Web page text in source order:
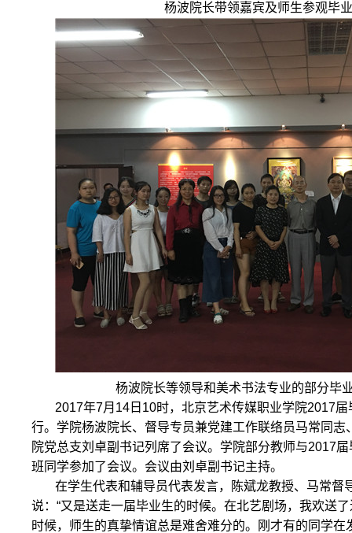
杨波院长带领嘉宾及师生参观毕
杨波院长等领导和美术书法专业的部分毕
2017年7月14日10时，北京艺术传媒职业学院2017
行。学院杨波院长、督导专员兼党建工作联络员马常同志
院党总支刘卓副书记列席了会议。学院部分教师与2017
班同学参加了会议。会议由刘卓副书记主持。
在学生代表和辅导员代表发言，陈斌龙教授、马常督
说：“又是送走一届毕业生的时候。在北艺剧场，我欢送
时候，师生的真挚情谊总是难舍难分的。刚才有的同学在